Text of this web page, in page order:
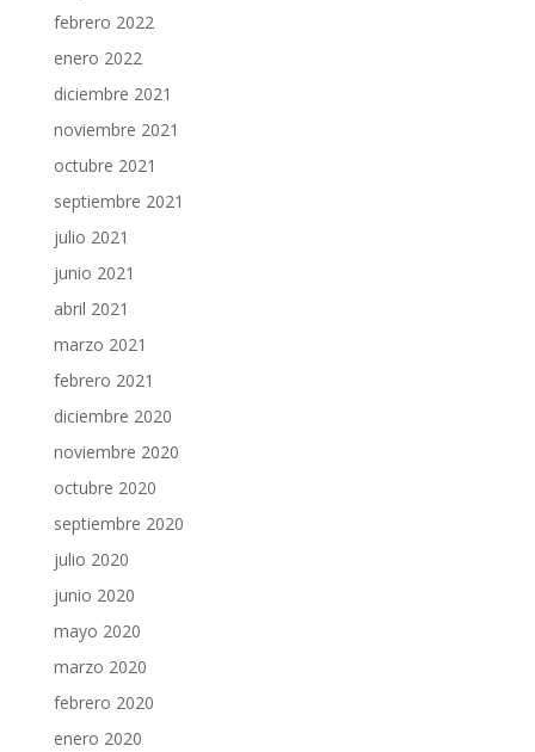
febrero 2022
enero 2022
diciembre 2021
noviembre 2021
octubre 2021
septiembre 2021
julio 2021
junio 2021
abril 2021
marzo 2021
febrero 2021
diciembre 2020
noviembre 2020
octubre 2020
septiembre 2020
julio 2020
junio 2020
mayo 2020
marzo 2020
febrero 2020
enero 2020